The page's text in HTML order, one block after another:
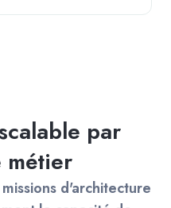
par
métier
d'architecture